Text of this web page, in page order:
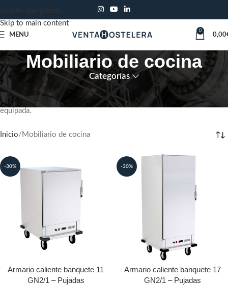
Skip to navigation
Skip to main content
MENU
0
0,00
Mobiliario de cocina
Categorías
En ventahostelera ofrecemos un servicio integral. Proporcionamos
todo tipo de mobiliario para que su cocina profesional este bien
equipada.
Inicio Mobiliario de cocina
-30%
Armario caliente banquete 11
GN2/1 – Pujadas
-30%
Armario caliente banquete 17
GN2/1 – Pujadas